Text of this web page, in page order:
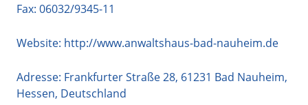
Fax: 06032/9345-11
Website: http://www.anwaltshaus-bad-nauheim.de
Adresse: Frankfurter Straße 28, 61231 Bad Nauheim,
Hessen, Deutschland